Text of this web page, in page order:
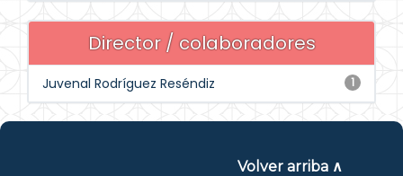
Director / colaboradores
1
Juvenal Rodríguez Reséndiz
Volver arriba ∧